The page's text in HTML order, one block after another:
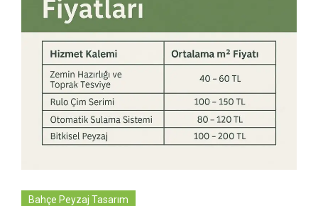
Bahçe Peyzaj Tasarım